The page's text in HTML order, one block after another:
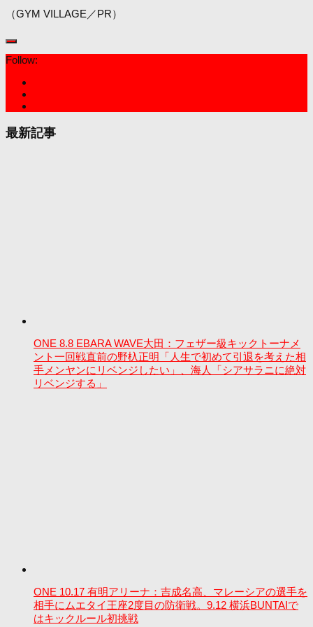
（GYM VILLAGE／PR）
Follow:
最新記事
ONE 8.8 EBARA WAVE大田：フェザー級キックトーナメ
ント一回戦直前の野杁正明「人生で初めて引退を考えた相
手メンヤンにリベンジしたい」、海人「シアサラニに絶対
リベンジする」
ONE 10.17 有明アリーナ：吉成名高、マレーシアの選手を
相手にムエタイ王座2度目の防衛戦。9.12 横浜BUNTAIで
はキックルール初挑戦